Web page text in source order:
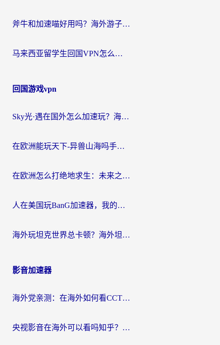
斧牛和加速喵好用吗？海外游子的真实选择困境
马来西亚留学生回国VPN怎么选？3个避坑点+1款实测好用的加速器推荐
回国游戏vpn
Sky光·遇在国外怎么加速玩？海外党亲测有效的国服游戏加速指南
在欧洲能玩天下-异兽山海吗手游？海外玩家的加速器生存指南
在欧洲怎么打绝地求生：未来之役不卡？留学生亲测的加速器避坑指南
人在美国玩BanG加速器，我的延迟终于绿了
海外玩坦克世界总卡顿？海外坦克世界加速器有哪些？实测好用的选择在这里
影音加速器
海外党亲测：在海外如何看CCTV？告别“仅限大陆播放”的实用指南
央视影音在海外可以看吗知乎？留学生亲测：3步解决地域限制+追剧自由